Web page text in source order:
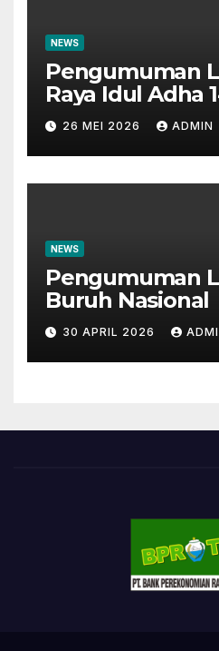
NEWS
Pengumuman
Raya Idul Adha
26 MEI 2026 ADMIN
NEWS
Pengumuman
Buruh Nasional
30 APRIL 2026